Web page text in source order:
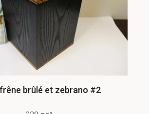
brûlé et zebrano #2